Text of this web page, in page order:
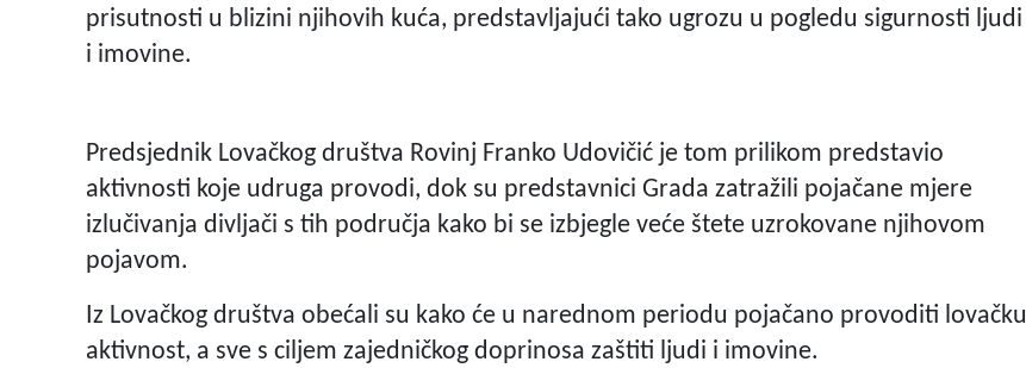
prisutnosti u blizini njihovih kuća, predstavljajući tako ugrozu u pogledu sigurnosti ljudi
i imovine.
Predsjednik Lovačkog društva Rovinj Franko Udovičić je tom prilikom predstavio
aktivnosti koje udruga provodi, dok su predstavnici Grada zatražili pojačane mjere
izlučivanja divljači s tih područja kako bi se izbjegle veće štete uzrokovane njihovom
pojavom.
Iz Lovačkog društva obećali su kako će u narednom periodu pojačano provoditi lovačku
aktivnost, a sve s ciljem zajedničkog doprinosa zaštiti ljudi i imovine.